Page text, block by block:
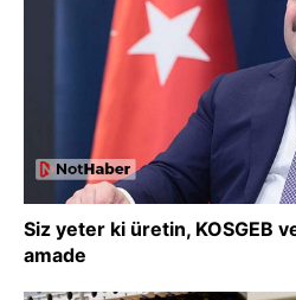
Siz yeter ki üretin, KOSGEB
amade